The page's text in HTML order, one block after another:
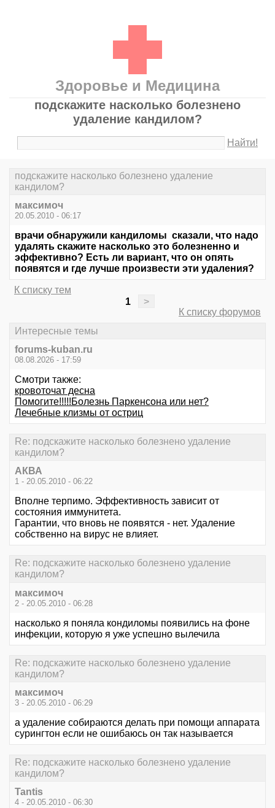
Здоровье и Медицина
подскажите насколько болезнено
удаление кандилом?
Найти!
подскажите насколько болезнено удаление
кандилом?
максимоч
20.05.2010 - 06:17
врачи обнаружили кандиломы сказали, что надо
удалять скажите насколько это болезненно и
эффективно? Есть ли вариант, что он опять
появятся и где лучше произвести эти удаления?
К списку тем
1
>
К списку форумов
Интересные темы
forums-kuban.ru
08.08.2026 - 17:59
Смотри также:
кровоточат десна
Помогите!!!!!Болезнь Паркенсона или нет?
Лечебные клизмы от остриц
Re: подскажите насколько болезнено удаление
кандилом?
АКВА
1 - 20.05.2010 - 06:22
Вполне терпимо. Эффективность зависит от
состояния иммунитета.
Гарантии, что вновь не появятся - нет. Удаление
собственно на вирус не влияет.
Re: подскажите насколько болезнено удаление
кандилом?
максимоч
2 - 20.05.2010 - 06:28
насколько я поняла кондиломы появились на фоне
инфекции, которую я уже успешно вылечила
Re: подскажите насколько болезнено удаление
кандилом?
максимоч
3 - 20.05.2010 - 06:29
а удаление собираются делать при помощи аппарата
сурингтон если не ошибаюсь он так называется
Re: подскажите насколько болезнено удаление
кандилом?
Tantis
4 - 20.05.2010 - 06:30